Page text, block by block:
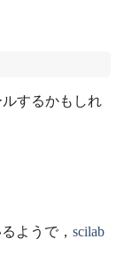
するかもしれ
ようで， scilab